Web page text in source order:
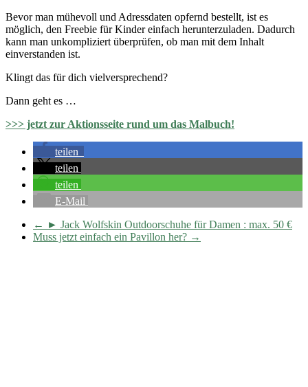
Bevor man mühevoll und Adressdaten opfernd bestellt, ist es
möglich, den Freebie für Kinder einfach herunterzuladen. Dadurch
kann man unkompliziert überprüfen, ob man mit dem Inhalt
einverstanden ist.
Klingt das für dich vielversprechend?
Dann geht es …
>>> jetzt zur Aktionsseite rund um das Malbuch!
teilen
teilen
teilen
E-Mail
← ► Jack Wolfskin Outdoorschuhe für Damen : max. 50 €
Muss jetzt einfach ein Pavillon her? →